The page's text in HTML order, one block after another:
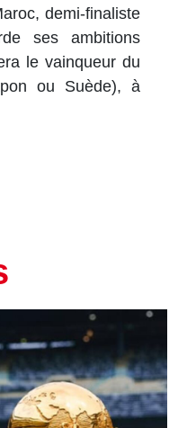
demi-finaliste
ses ambitions
le vainqueur du
ou Suède), à